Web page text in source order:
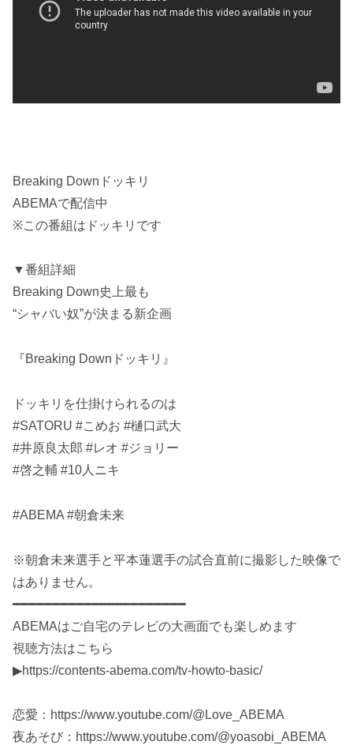
Breaking Downドッキリ
ABEMAで配信中
※この番組はドッキリです
▼番組詳細
Breaking Down史上最も
“シャバい奴”が決まる新企画
『Breaking Downドッキリ』
ドッキリを仕掛けられるのは
#SATORU #こめお #樋口武大
#井原良太郎 #レオ #ジョリー
#啓之輔 #10人ニキ
#ABEMA #朝倉未来
※朝倉未来選手と平本蓮選手の試合直前に撮影した映像で
はありません。
━━━━━━━━━━━━━━━━━━━━━━
ABEMAはご自宅のテレビの大画面でも楽しめます
視聴方法はこちら
▶︎https://contents-abema.com/tv-howto-basic/
恋愛：https://www.youtube.com/@Love_ABEMA
夜あそび：https://www.youtube.com/@yoasobi_ABEMA